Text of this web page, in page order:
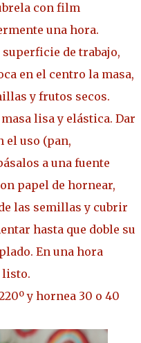
con film
una hora.
de trabajo,
en el centro la masa,
y frutos secos.
lisa y elástica. Dar
el uso (pan,
a una fuente
papel de hornear,
las semillas y cubrir
hasta que doble su
En una hora
listo.
y hornea 30 o 40